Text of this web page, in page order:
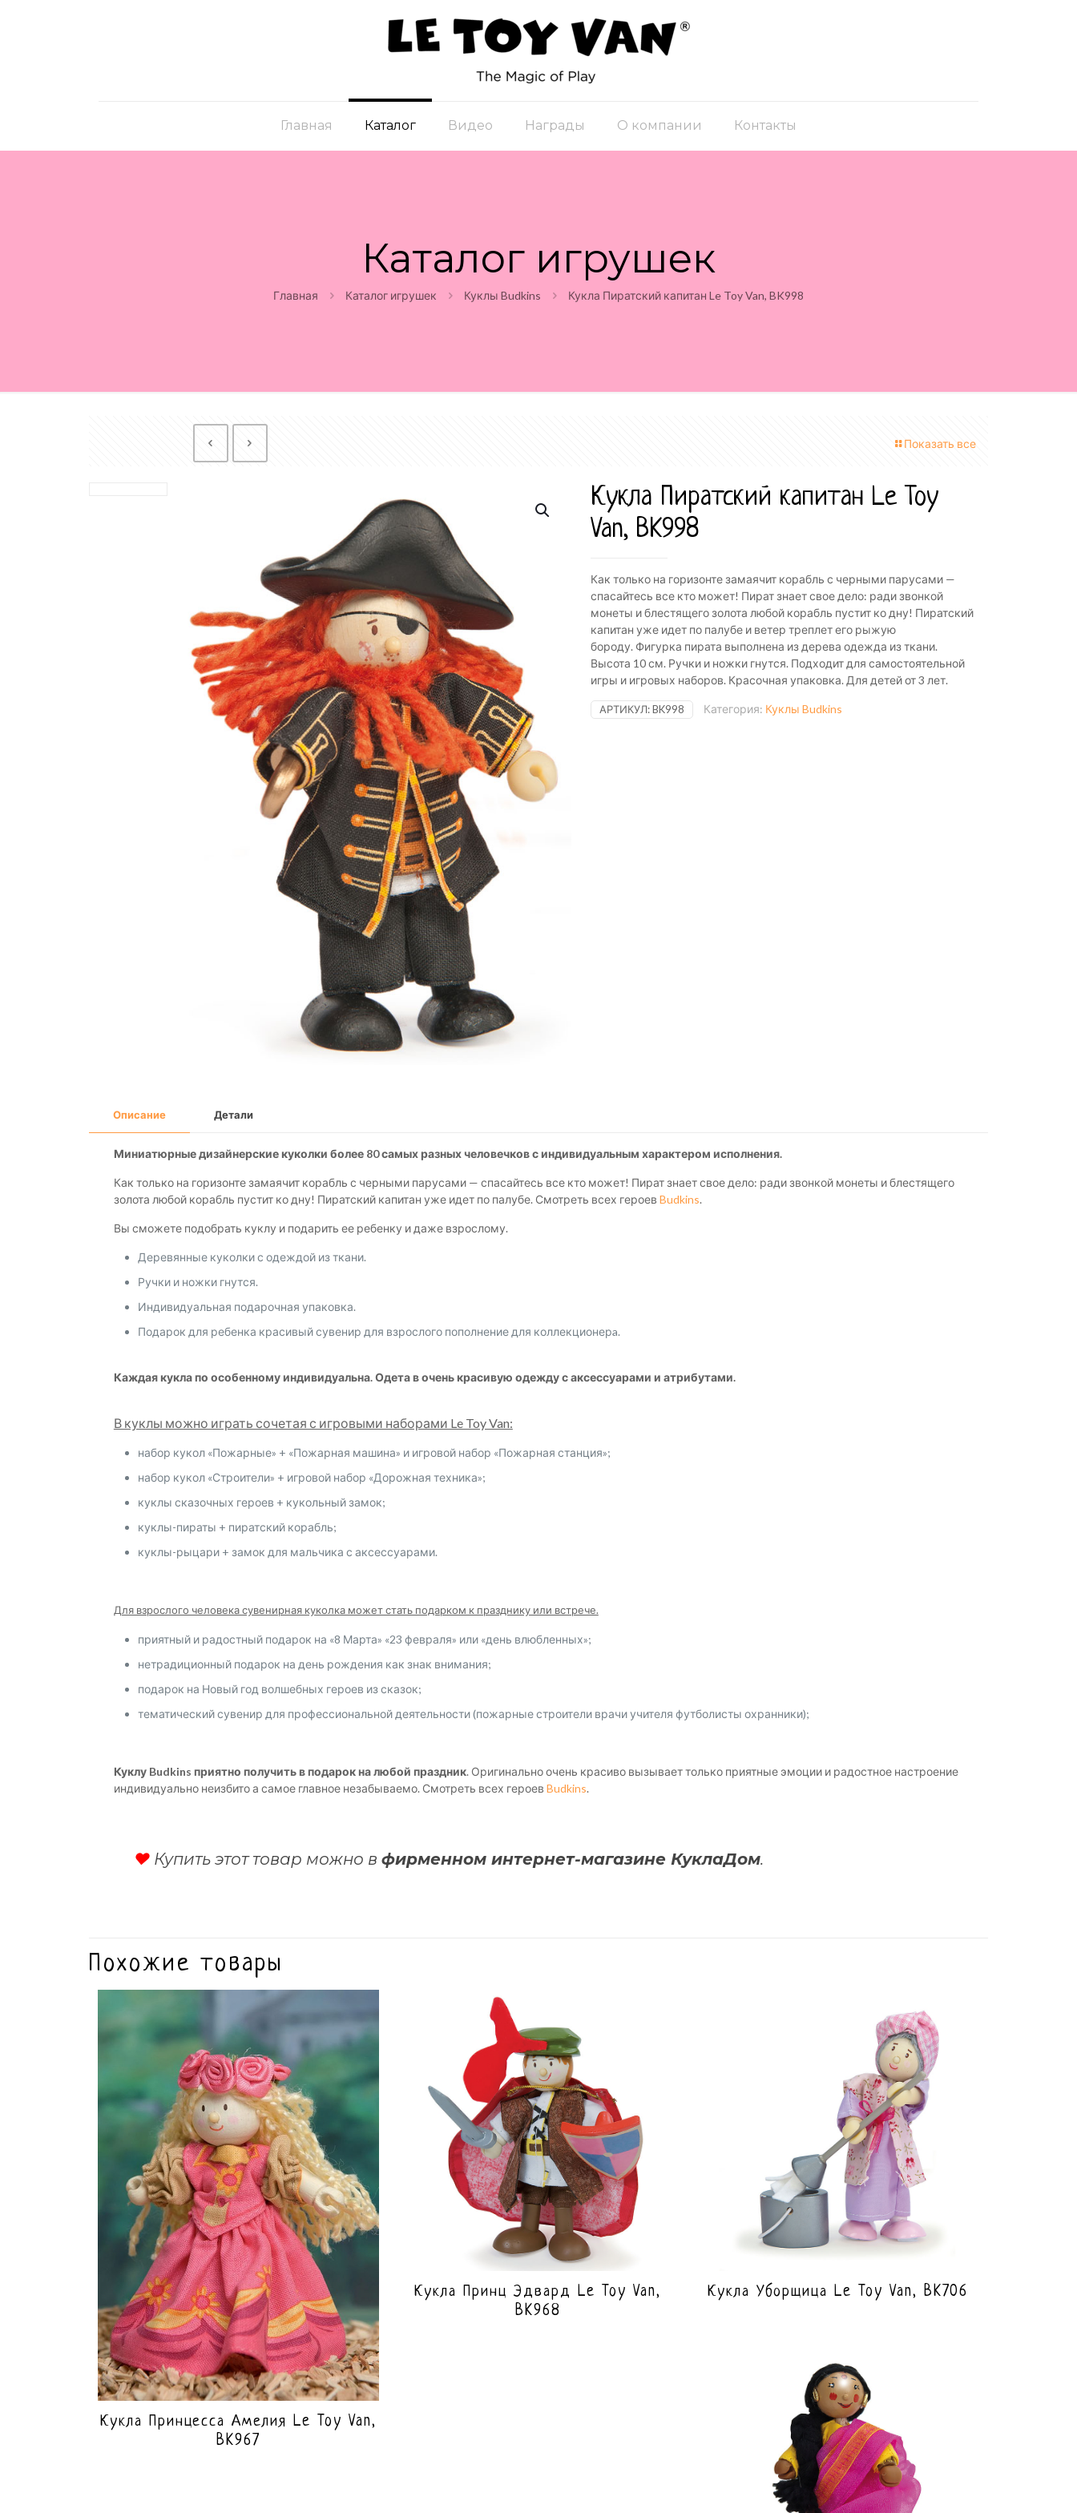
Главная Каталог Видео Награды О компании Контакты
Каталог игрушек
Главная Каталог игрушек Куклы Budkins Кукла Пиратский капитан Le Toy Van, BK998
Показать все
Кукла Пиратский капитан Le Toy
Van, BK998
Как только на горизонте замаячит корабль с черными парусами —
спасайтесь все кто может! Пират знает свое дело: ради звонкой
монеты и блестящего золота любой корабль пустит ко дну! Пиратский
капитан уже идет по палубе и ветер треплет его рыжую
бороду. Фигурка пирата выполнена из дерева одежда из ткани.
Высота 10 см. Ручки и ножки гнутся. Подходит для самостоятельной
игры и игровых наборов. Красочная упаковка. Для детей от 3 лет.
АРТИКУЛ:BK998 Категория: Куклы Budkins
Описание Детали
Миниатюрные дизайнерские куколки более 80 самых разных человечков с индивидуальным характером исполнения.
Как только на горизонте замаячит корабль с черными парусами — спасайтесь все кто может! Пират знает свое дело: ради звонкой монеты и блестящего
золота любой корабль пустит ко дну! Пиратский капитан уже идет по палубе. Смотреть всех героев Budkins.
Вы сможете подобрать куклу и подарить ее ребенку и даже взрослому.
Деревянные куколки с одеждой из ткани.
Ручки и ножки гнутся.
Индивидуальная подарочная упаковка.
Подарок для ребенка красивый сувенир для взрослого пополнение для коллекционерa.
Каждая кукла по особенному индивидуальна. Одета в очень красивую одежду с аксессуарами и атрибутами.
В куклы можно играть сочетая с игровыми наборами Le Toy Van:
набор кукол «Пожарные» + «Пожарная машина» и игровой набор «Пожарная станция»;
набор кукол «Строители» + игровой набор «Дорожная техника»;
куклы сказочных героев + кукольный замок;
куклы-пираты + пиратский корабль;
куклы-рыцари + замок для мальчика с аксессуарами.
Для взрослого человека сувенирная куколка может стать подарком к празднику или встрече.
приятный и радостный подарок на «8 Марта» «23 февраля» или «день влюбленных»;
нетрадиционный подарок на день рождения как знак внимания;
подарок на Новый год волшебных героев из сказок;
тематический сувенир для профессиональной деятельности (пожарные строители врачи учителя футболисты охранники);
Куклу Budkins приятно получить в подарок на любой праздник. Оригинально очень красиво вызывает только приятные эмоции и радостное настроение
индивидуально неизбито а самое главное незабываемо. Смотреть всех героев Budkins.
♥Купить этот товар можно в фирменном интернет-магазине КуклаДом.
Похожие товары
Кукла Принцесса Амелия Le Toy Van,
BK967
Кукла Принц Эдвард Le Toy Van,
BK968
Кукла Уборщица Le Toy Van, BK706